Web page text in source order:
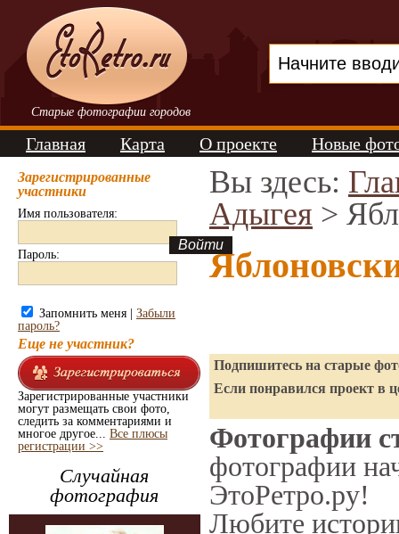
Старые фотографии городов
Главная Карта О проекте Новые
Зарегистрированные
участники
Имя пользователя:
Пароль:
Запомнить меня | Забыли
пароль?
Еще не участник?
Зарегистрированные участники
могут размещать свои фото,
следить за комментариями и
многое другое... Все плюсы
регистрации >>
Случайная
фотография
Вы здесь:
Адыгея >
Подпишитесь на старые
Если понравился проект в
Фотографии
фотографии
ЭтоРетро.ру!
Любите